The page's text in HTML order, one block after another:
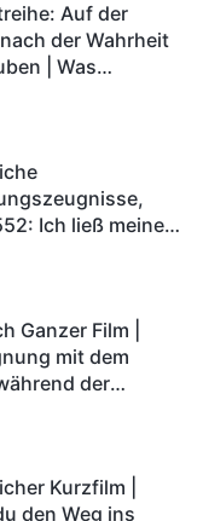
Auf der
der Wahrheit
| Was
Ich ließ meine
Ganzer Film |
mit dem
der
Gottes
Kurzfilm |
den Weg ins